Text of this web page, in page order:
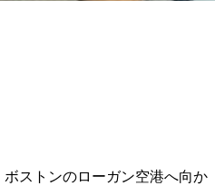
ストンのローガン空港へ向か